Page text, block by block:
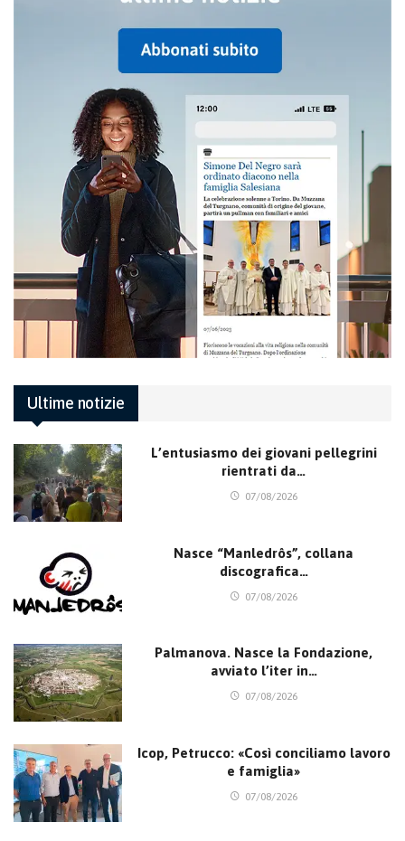
Ultime notizie
L’entusiasmo dei giovani pellegrini
rientrati da…
07/08/2026
Nasce “Manledrôs”, collana
discografica…
07/08/2026
Palmanova. Nasce la Fondazione,
avviato l’iter in…
07/08/2026
Icop, Petrucco: «Così conciliamo lavoro
e famiglia»
07/08/2026